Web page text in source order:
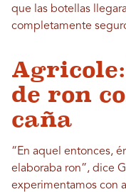
que las botellas
completamente
de ron
caña
“En aquel entonces,
elaboraba ron”, dice
experimentamos con